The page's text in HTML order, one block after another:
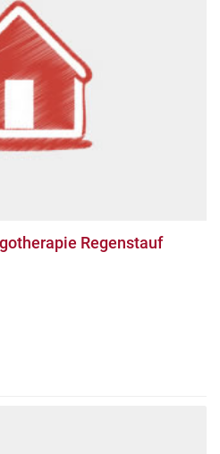
Regenstauf